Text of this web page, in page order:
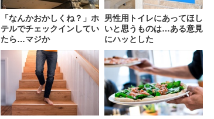
「なんかおかしくね？」ホ
テルでチェックインしてい
たら…マジか
男性用トイレにあってほし
いと思うものは…ある意見
にハッとした